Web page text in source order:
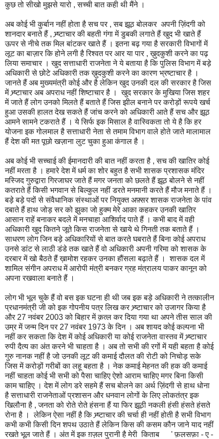
कुछ तो सीखो मुझसे यारो , सच्ची बात कही थी मैंने ।
अब कोई भी कुर्बान नहीं होता है सच पर , सब झूठ बोलकर अपनी ज़िंदगी को
शानदार बनाते हैं , भ्र्ष्टाचार की बहती गंगा में डुबकी लगाते हैं खुद भी खाते हैं
ऊपर से नीचे तक मिल बांटकर खाते हैं । इतना बढ़ गया है सरकारी विभागों में
लूट का बाज़ार कि होने लगी है रिश्वत पर आर या पार , ख़ुदकुशी करने का पढ़
लिया समाचार । खुद सत्ताधारी राजनेता ने ये बताया है कि पुलिस विभाग में बड़े
अधिकारी से छोटे अधिकारी तक ख़ुदकुशी करने का कारण भ्रष्टाचार है ।
जानते हैं अब मुख्यमंत्री कोई और है लेकिन खुद उनकी दल की सरकार है जिस
में भ्र्ष्टाचार अब अपराध नहीं शिष्टाचार है । खुद सरकार के मुखिया जिस शहर
में जाते हैं लोग उनको मिलते हैं बताते हैं जिस झील बनाने पर करोड़ों रूपये खर्च
हुआ उसकी हालत देख सकते हैं जांच करने को अधिकारी आते हैं सच और झूठ
आमने सामने टकराते हैं । ये सिर्फ इक मिसाल है वास्विकता तो ये है कि हर
योजना इक गोलमाल है सत्ताधारी नेता से तमाम विभाग वाले होते जाते मालामाल
हैं देश की मत पूछो खज़ाना लुट चुका हुआ कंगाल है ।
अब कोई भी सच्चाई की ईमानदारी की बात नहीं करता है , सच की खातिर कोई
नहीं मरता है । हमारे देश में धर्म का शोर बहुत है सभी शासक प्रशासक मंदिर
मस्जिद गुरुद्वारा गिरजाघर जाते हैं मगर जनता को छलते हैं झूठ बोलने से नहीं
कतराते हैं किसी भगवान से बिल्कुल नहीं डरते मनमानी करते हैं मौज मनाते हैं ।
बड़े बड़े पदों से संवैधानिक संस्थाओं पर नियुक्त अफ़्सर शासक राजनेता के पांव
दबाते हैं हाथ जोड़ सर को झुका जो हुक्म मेरे आका कहकर उनकी खातिर
आसान राहें बनाकर बदले में मनचाहा आशिर्वाद पाते हैं । कभी बाद में वही
अधिकारी खुद कितने जूते किस राजनेता से खाये थे गिनती तक बताते हैं ।
साधरण लोग जिन बड़े अधिकारियों से बात करते घबराते हैं बिना कोई अपराध
उनसे डांट से लाठी डंडे तक खाते हैं वो अधिकारी अपनी गरिमा को शासक के
दरबार में खो बैठते हैं ख़ामोश रहकर उनका हौंसला बढ़ाते हैं । शासक दल में
शामिल संगीन अपराध में आरोपी मंत्री बनकर ग्रह मंत्रालय पाकर कानून को
अपना रखवाला बनाते हैं ।
लोग भी भूल चुके हैं वो बस इक घटना ही थी जब इक बड़े अधिकारी ने तत्कालीन
प्रधानमंत्री जी को इक गोपनीय पत्र लिख कर भ्र्ष्टाचार को उजागर किया है
और 27 नवंबर 2003 को बिहार में क़त्ल कर दिया गया था अपने तीस साल की
उम्र में जन्म दिन पर 27 नवंबर 1973 के दिन । अब शायद कोई कल्पना भी
नहीं कर सकता कि देश में कोई अधिकारी या कोई राजनेता वास्तव में भ्र्ष्टाचार
रुपी दैत्य का अंत करने भी चाहता है । अब तो सभी की रगों में यही बहता है कोई
गुरु नानक नहीं है जो उनकी लूट की कमाई दौलत की रोटी को निचोड़ सके
जिस में करोड़ों गरीबों का लहू बहता है । नेक कमाई मेहनत की हक की कमाई
नहीं चाहता कोई भी सभी को पैसा चाहिए ऐशो आराम चाहिए मगर बिना किसी
काम चाहिए । देश में लोग डरे सहमे हैं सच बोलने का अर्थ ज़िंदगी से हाथ धोना
है सत्ताधारी राजनेताओं प्रशासन और धनवान लोगों के लिए लोकतंत्र इक
खिलौना है , जनता को रोते रोते हंसना हैं या फिर झूठी नकली हंसी हंसते हंसते
रोना है । लेकिन ऐसा नहीं है कि भ्र्ष्टाचार की चर्चा ही नहीं होती है सभी विभाग
कभी कभी किसी दिन शपथ उठाते हैं लेकिन किस की कसम कौन जाने याद नहीं
रखते भूल जाते हैं । अंत में इक ग़ज़ल पुरानी है मेरी किताब ' फ़लसफ़ा - ए -